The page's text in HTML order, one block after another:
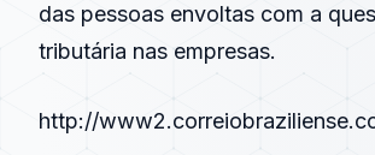
das pessoas envoltas com a
tributária nas empresas.
http://